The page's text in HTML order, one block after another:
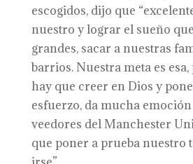
escogidos, dijo que
nuestro y lograr el sueño
grandes, sacar a nuestras
barrios. Nuestra meta es
hay que creer en Dios y
esfuerzo, da mucha
veedores del Manchester
que poner a prueba nuestro